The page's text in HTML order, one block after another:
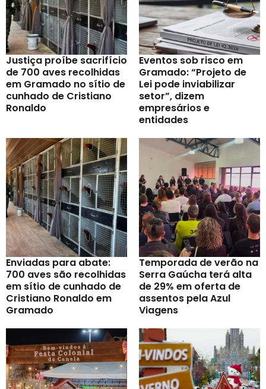
Justiça proíbe sacrifício
de 700 aves recolhidas
em Gramado no sítio de
cunhado de Cristiano
Ronaldo
Eventos sob risco em
Gramado: “Projeto de
Lei pode inviabilizar
setor”, dizem
empresários e
entidades
Enviadas para abate:
700 aves são recolhidas
em sítio de cunhado de
Cristiano Ronaldo em
Gramado
Temporada de verão na
Serra Gaúcha terá alta
de 29% em oferta de
assentos pela Azul
Viagens